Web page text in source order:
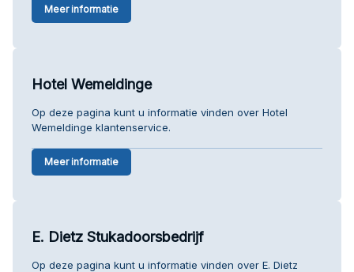
Meer informatie
Hotel Wemeldinge
Op deze pagina kunt u informatie vinden over Hotel
Wemeldinge klantenservice.
Meer informatie
E. Dietz Stukadoorsbedrijf
Op deze pagina kunt u informatie vinden over E. Dietz